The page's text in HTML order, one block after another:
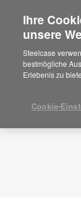
ID: ZD2QF6TU
Ihre
unsere
Steelcase
bestmögliche
Erlebenis zu
Cookie-